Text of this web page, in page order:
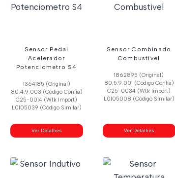
Sensor Pedal
Acelerador
Potenciometro S4
1364185 (Original)
80.4.9.003 (Código Confia)
C25-0014 (Wtk Import)
L0105039 (Código Similar)
Ver Detalhes
Sensor Combinado
Combustivel
1862895 (Original)
80.5.9.001 (Código Confia)
C25-0034 (Wtk Import)
L0105008 (Código Similar)
Ver Detalhes